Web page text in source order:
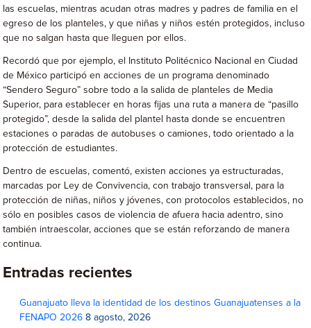
las escuelas, mientras acudan otras madres y padres de familia en el
egreso de los planteles, y que niñas y niños estén protegidos, incluso
que no salgan hasta que lleguen por ellos.
Recordó que por ejemplo, el Instituto Politécnico Nacional en Ciudad
de México participó en acciones de un programa denominado
“Sendero Seguro” sobre todo a la salida de planteles de Media
Superior, para establecer en horas fijas una ruta a manera de “pasillo
protegido”, desde la salida del plantel hasta donde se encuentren
estaciones o paradas de autobuses o camiones, todo orientado a la
protección de estudiantes.
Dentro de escuelas, comentó, existen acciones ya estructuradas,
marcadas por Ley de Convivencia, con trabajo transversal, para la
protección de niñas, niños y jóvenes, con protocolos establecidos, no
sólo en posibles casos de violencia de afuera hacia adentro, sino
también intraescolar, acciones que se están reforzando de manera
continua.
Entradas recientes
Guanajuato lleva la identidad de los destinos Guanajuatenses a la
FENAPO 2026 8 agosto, 2026